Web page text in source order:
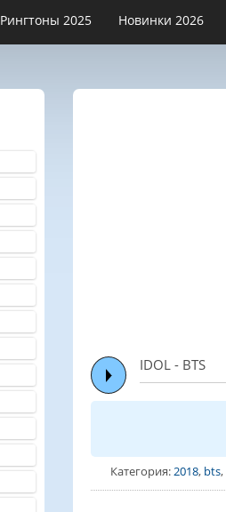
Рингтоны 2025 Новинки 2026
IDOL - BTS
Категория: 2018, bts,